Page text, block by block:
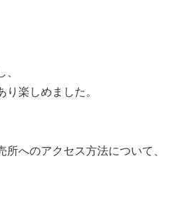
り楽しめました。
所へのアクセス方法について、